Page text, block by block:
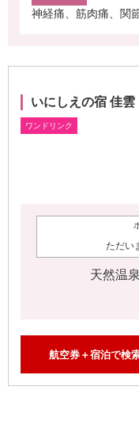
神経痛、筋肉痛、関
いにしえの宿 佳雲
ただい
天然温
航空券＋宿泊で検